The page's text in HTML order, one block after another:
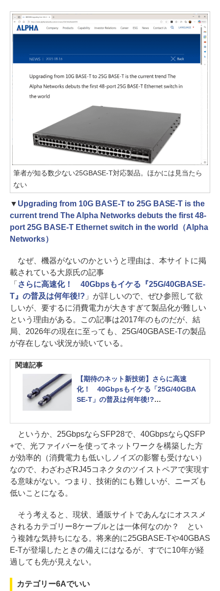
筆者が知る数少ない25GBASE-T対応製品。ほかには見当たら
ない
▼ Upgrading from 10G BASE-T to 25G BASE-T is the
current trend The Alpha Networks debuts the first 48-
port 25G BASE-T Ethernet switch in the world（Alpha
Networks）
なぜ、機器がないのかというと理由は、本サイトに掲
載されている大原氏の記事
「 さらに高速化！ 40Gbpsもイケる『25G/40GBASE-
T』の普及は何年後!? 」が詳しいので、ぜひ参照して欲
しいが、要するに消費電力が大きすぎて製品化が難しい
という理由がある。この記事は2017年のものだが、結
局、2026年の現在に至っても、25G/40GBASE-Tの製品
が存在しない状況が続いている。
関連記事
【期待のネット新技術】さらに高速
化！ 40Gbpsもイケる「25G/40GBA
SE-T」の普及は何年後!?
というか、25GbpsならSFP28で、40GbpsならQSFP
+で、光ファイバーを使ってネットワークを構築した方
が効率的（消費電力も低いしノイズの影響も受けない）
なので、わざわざRJ45コネクタのツイストペアで実現す
る意味がない。つまり、技術的にも難しいが、ニーズも
低いことになる。
そう考えると、現状、通販サイトであんなにオススメ
されるカテゴリー8ケーブルとは一体何なのか？ とい
う複雑な気持ちになる。将来的に25GBASE-Tや40GBAS
E-Tが登場したときの備えにはなるが、すでに10年が経
過しても先が見えない。
カテゴリー6Aでいい